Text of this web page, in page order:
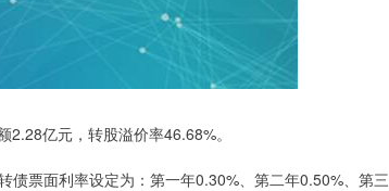
亿元，转股溢价率46.68%。
债票面利率设定为：第一年0.30%、第二年0.50%、第三